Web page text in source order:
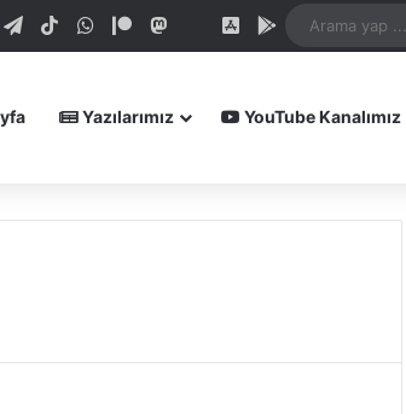
TelegramTikTokWhatsApp
PatreonMastodonBlueskyiOS Uygulamamız
Android
Yazılarımız YouTube Kanalımız